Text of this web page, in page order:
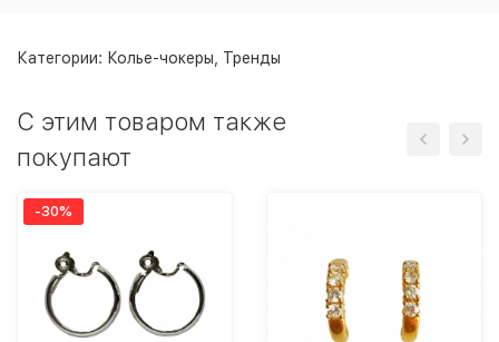
Категории: Колье-чокеры Тренды
C этим товаром также
покупают
-30%